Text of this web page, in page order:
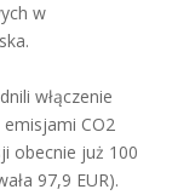
w
włączenie
CO2
obecnie już 100
97,9 EUR).